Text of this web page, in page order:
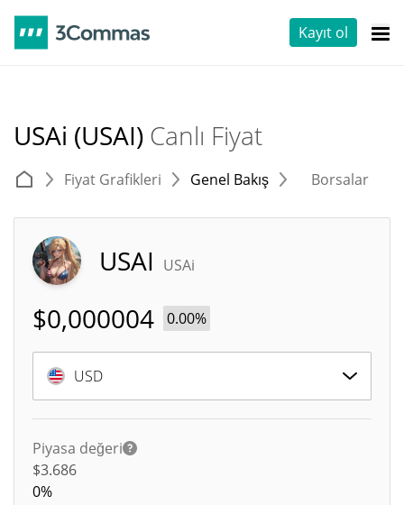
Kayıt ol
USAi (USAI) Canlı Fiyat
Fiyat Grafikleri Genel Bakış Borsalar
USAI USAi
$0,000004 0.00%
USD
Piyasa değeri
$3.686
0%